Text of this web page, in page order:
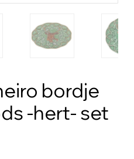
bordje
-hert- set